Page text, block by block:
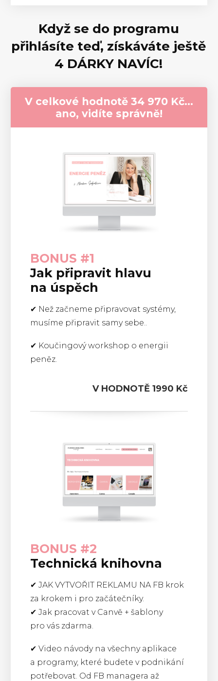
Když se do programu
přihlásíte teď, získáváte ještě
4 DÁRKY NAVÍC!
V celkové hodnotě 34 970 Kč...
ano, vidíte správně!
BONUS #1
Jak připravit hlavu
na úspěch
✔︎ Než začneme připravovat systémy,
musíme připravit samy sebe..
✔︎ Koučingový workshop o energii
peněz.
V HODNOTĚ 1990 Kč
BONUS #2
Technická knihovna
✔︎ JAK VYTVOŘIT REKLAMU NA FB krok
za krokem i pro začátečníky.
✔︎ Jak pracovat v Canvě + šablony
pro vás zdarma.
✔︎ Video návody na všechny aplikace
a programy, které budete v podnikání
potřebovat. Od FB managera až